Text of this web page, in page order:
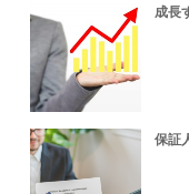
成長
保証